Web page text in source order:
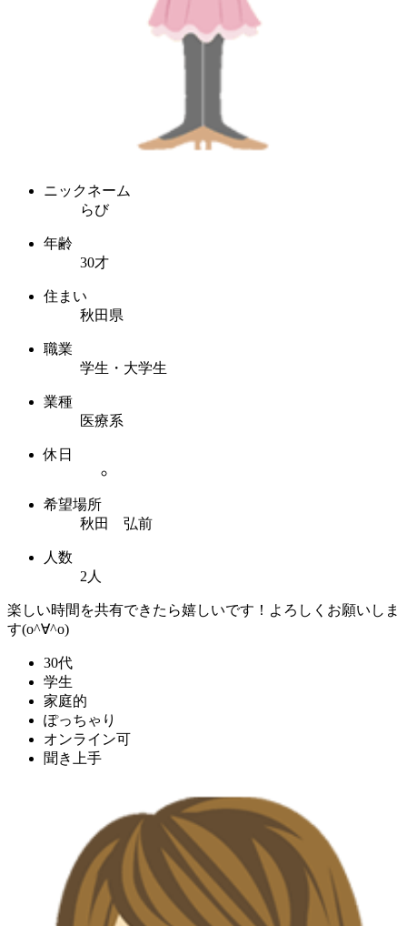
ニックネーム
らび
年齢
30才
住まい
秋田県
職業
学生・大学生
業種
医療系
休日
希望場所
秋田 弘前
人数
2人
楽しい時間を共有できたら嬉しいです！よろしくお願いしま
す(o^∀^o)
30代
学生
家庭的
ぽっちゃり
オンライン可
聞き上手